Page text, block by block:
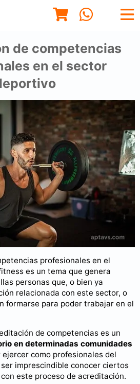
de competencias
en el sector
profesionales en el
es un tema que genera
personas que, o bien ya
relacionada con este sector, o
formarse para poder trabajar en el
de competencias es un
en determinadas comunidades
ejercer como profesionales del
imprescindible conocer ciertos
este proceso de acreditación.